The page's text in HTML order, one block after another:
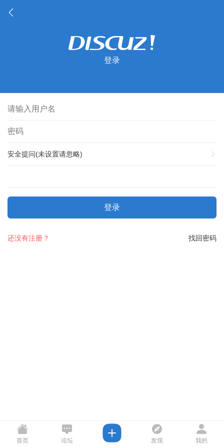
登录
安全提问(未设置请忽略)
登录
找回密码
还没有注册？
首页 论坛 发现 我的